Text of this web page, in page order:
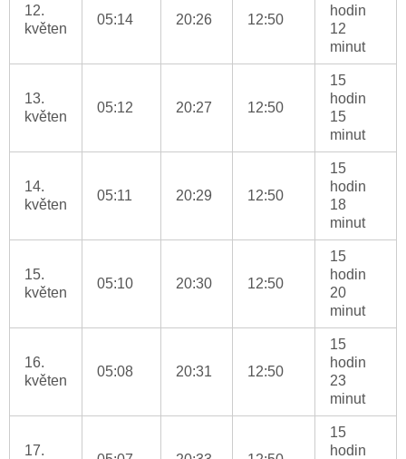
12.
květen
05:14 20:26 12:50
hodin
12
minut
13.
květen
05:12 20:27 12:50
15
hodin
15
minut
14.
květen
05:11 20:29 12:50
15
hodin
18
minut
15.
květen
05:10 20:30 12:50
15
hodin
20
minut
16.
květen
05:08 20:31 12:50
15
hodin
23
minut
17.
15
hodin